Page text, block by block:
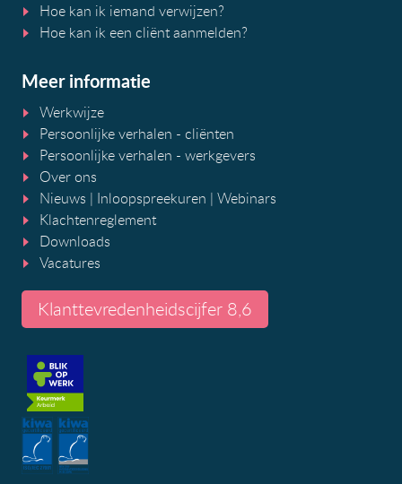
Hoe kan ik iemand verwijzen?
Hoe kan ik een cliënt aanmelden?
Meer informatie
Werkwijze
Persoonlijke verhalen - cliënten
Persoonlijke verhalen - werkgevers
Over ons
Nieuws | Inloopspreekuren | Webinars
Klachtenreglement
Downloads
Vacatures
Klanttevredenheidscijfer 8,6